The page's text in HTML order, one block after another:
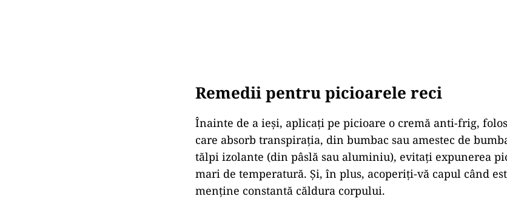
Remedii pentru picioarele reci
Înainte de a ieși, aplicați pe picioare o cremă anti-frig,
care absorb transpirația, din bumbac sau amestec de
tălpi izolante (din pâslă sau aluminiu), evitați expunerea
mari de temperatură. Și, în plus, acoperiți-vă capul când
menține constantă căldura corpului.